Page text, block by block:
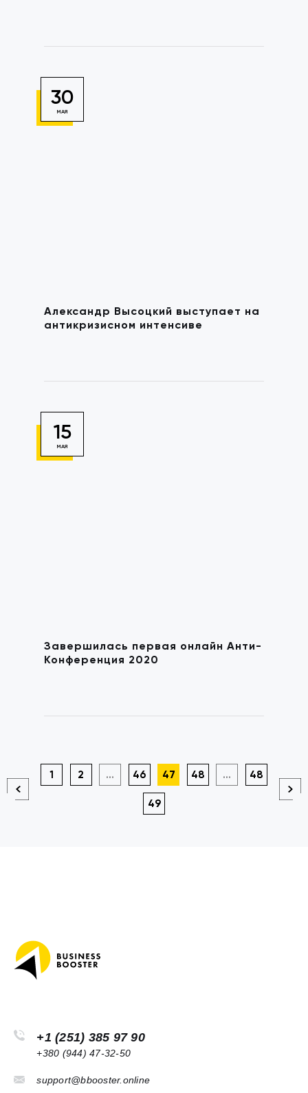
30
МАЯ
Александр Высоцкий выступает на
антикризисном интенсиве
15
МАЯ
Завершилась первая онлайн Анти-
Конференция 2020
1 2 ... 46 47 48 ... 48
49
+1 (251) 385 97 90
+380 (944) 47-32-50
support@bbooster.online